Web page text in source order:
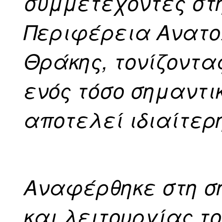
Περιφέρεια
Θράκης,
ενός τόσο
αποτελεί
Αναφέρθηκε στη
και λειτουργίας